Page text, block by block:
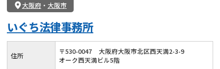
大阪府・ 大阪市
いぐち法律事務所
住所 〒530-0047
大阪府大阪市北区西天満2-3-9
オーク西天満ビル5階